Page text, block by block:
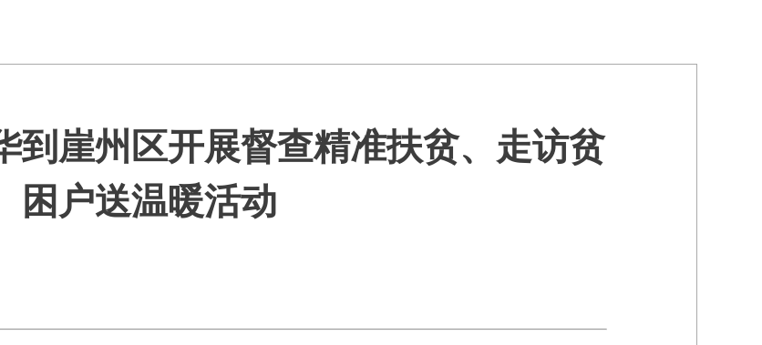
到崖州区开展督查精准扶贫、走访贫
困户送温暖活动